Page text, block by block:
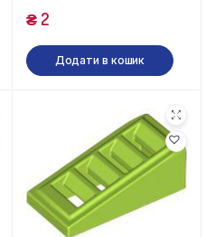
₴2
Додати в кошик